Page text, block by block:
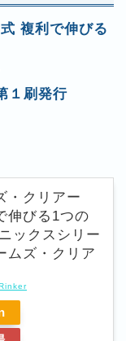
複利で伸びる
１刷発行
・クリアー
びる1つの
ックスシリー
ムズ・クリア